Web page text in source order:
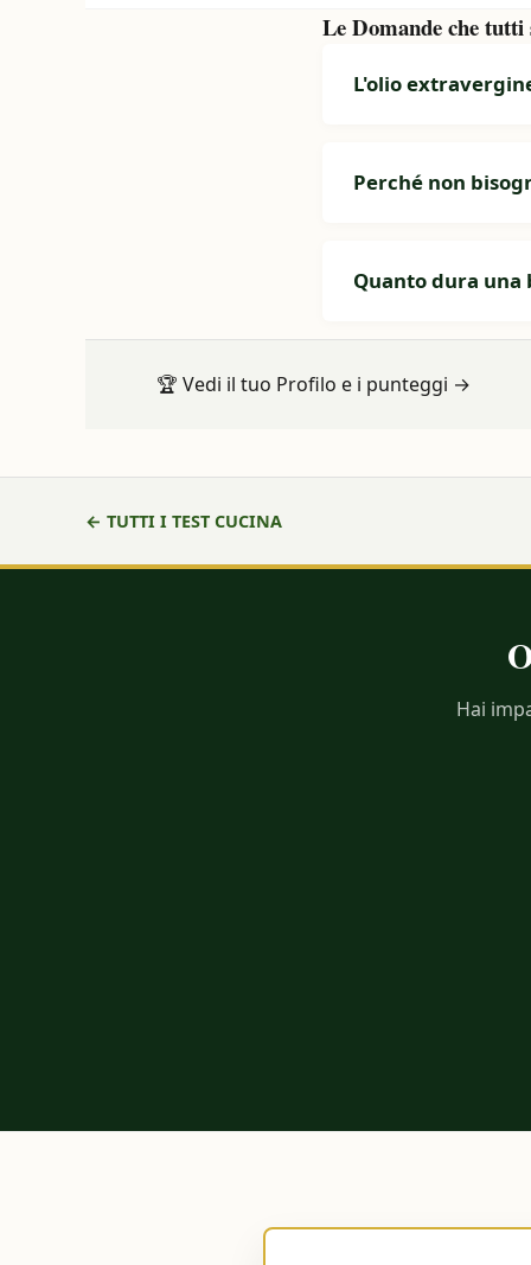
Le Domande che
L'olio
Perché non
Quanto dura
🏆 Vedi il tuo Profilo e i punteggi →
← TUTTI I TEST CUCINA
Hai